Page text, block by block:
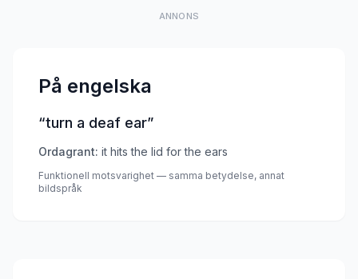
ANNONS
På engelska
“turn a deaf ear”
Ordagrant: it hits the lid for the ears
Funktionell motsvarighet — samma betydelse, annat
bildspråk